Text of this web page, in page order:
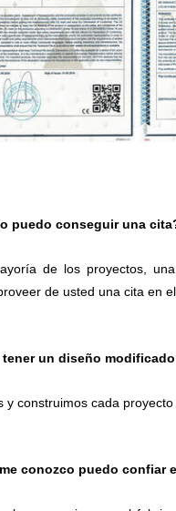
puedo conseguir una
de los proyectos,
de usted una cita en
tener un diseño
y construimos cada
conozco puedo confiar